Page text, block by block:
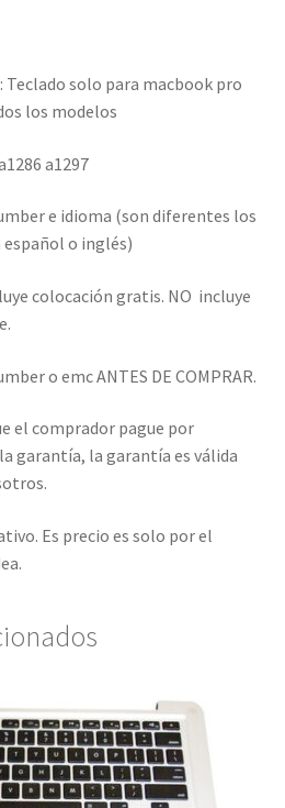
Teclado solo para macbook pro
los modelos
a1297
e idioma (son diferentes los
o inglés)
colocación gratis. NO incluye
o emc ANTES DE COMPRAR.
el comprador pague por
garantía, la garantía es válida
Es precio es solo por el